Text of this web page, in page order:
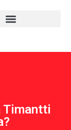
Timantti